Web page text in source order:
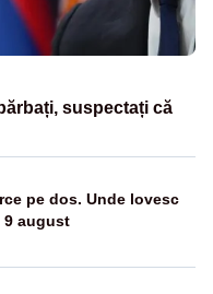
suspectați că
pe dos. Unde lovesc
9 august